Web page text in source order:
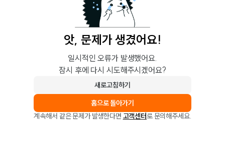
앗, 문제가 생겼어요!
일시적인 오류가 발생했어요.
잠시 후에 다시 시도해주시겠어요?
새로고침하기
홈으로 돌아가기
계속해서 같은 문제가 발생한다면 고객센터로 문의해주세요.